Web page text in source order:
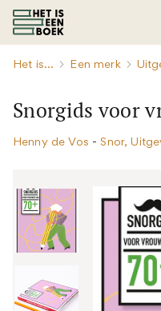
Het is... Een merk
Snorgids voor
Henny de Vos -Snor,